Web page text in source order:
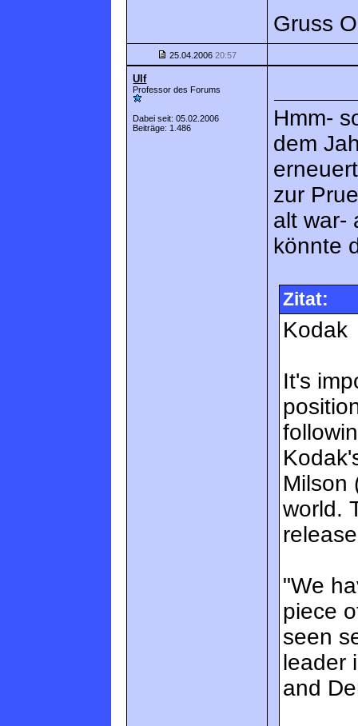
Gruss
25.04.200620:57
Ulf
Professor des Forums
Dabei seit: 05.02.2006
Beiträge: 1.486
Hmm-
dem
zur
alt war-
könnte
Zitat:
Kodak
It's
Milson
world.
"We
piece
seen
leader
and